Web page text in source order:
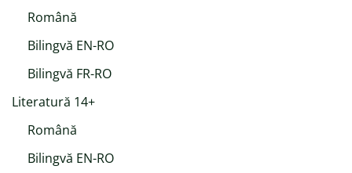
Română
Bilingvă EN-RO
Bilingvă FR-RO
Literatură 14+
Română
Bilingvă EN-RO